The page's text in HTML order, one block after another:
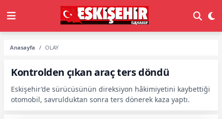
Anasayfa OLAY
Kontrolden çıkan araç ters döndü
Eskişehir’de sürücüsünün direksiyon hâkimiyetini kaybettiği
otomobil, savrulduktan sonra ters dönerek kaza yaptı.